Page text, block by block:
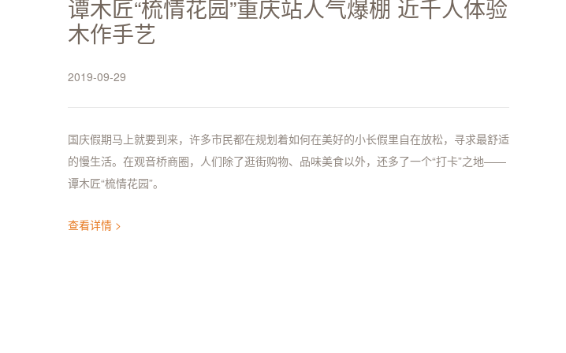
谭木匠“梳情花园”重庆站人气爆棚 近千人体验
木作手艺
2019-09-29
国庆假期马上就要到来，许多市民都在规划着如何在美好的小长假里自在放松，寻求最舒适
的慢生活。在观音桥商圈，人们除了逛街购物、品味美食以外，还多了一个“打卡”之地——
谭木匠“梳情花园”。
查看详情 >